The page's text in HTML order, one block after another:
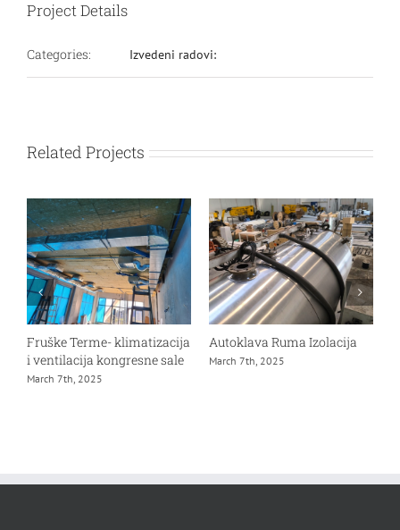
Project Details
Categories: Izvedeni radovi:
Related Projects
Fruške Terme- klimatizacija
i ventilacija kongresne sale
March 7th, 2025
Autoklava Ruma Izolacija
March 7th, 2025